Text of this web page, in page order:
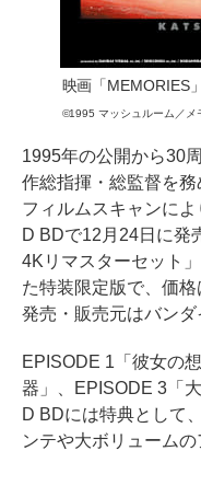
映画「MEMORIES」
©1995 マッシュルーム／メ
1995年の公開から30
作総指揮・総監督を
フィルムスキャンに
D BDで12月24日に発
4Kリマスターセット
た特装限定版で、価格
発売・販売元はバンダ
EPISODE 1「彼女の
器」、EPISODE 3「
D BDには特典として
ンテや大ボリュームの